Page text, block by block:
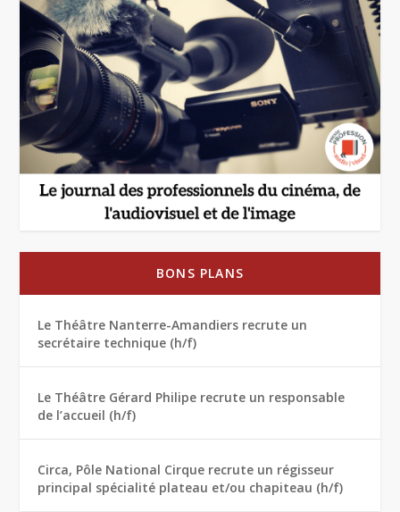
BONS PLANS
Le Théâtre Nanterre-Amandiers recrute un
secrétaire technique (h/f)
Le Théâtre Gérard Philipe recrute un responsable
de l’accueil (h/f)
Circa, Pôle National Cirque recrute un régisseur
principal spécialité plateau et/ou chapiteau (h/f)